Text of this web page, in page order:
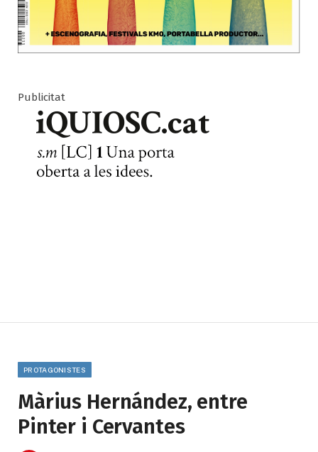
Publicitat
PROTAGONISTES
Màrius Hernández, entre
Pinter i Cervantes